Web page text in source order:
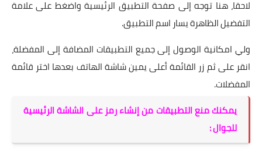
لاحقا، هنا توجه إلى صفحة التطبيق الرئيسية واضغط على علامة
التفضيل الظاهرة يسار اسم التطبيق.
ولي امكانية الوصول إلى جميع التطبيقات المضافة إلى المفضلة،
انقر على ثم زر القائمة أعلى يمين شاشة الهاتف بعدها اختر قائمة
المفضلات.
يمكنك منع التطبيقات من إنشاء رمز على الشاشة الرئيسية
للجوال :